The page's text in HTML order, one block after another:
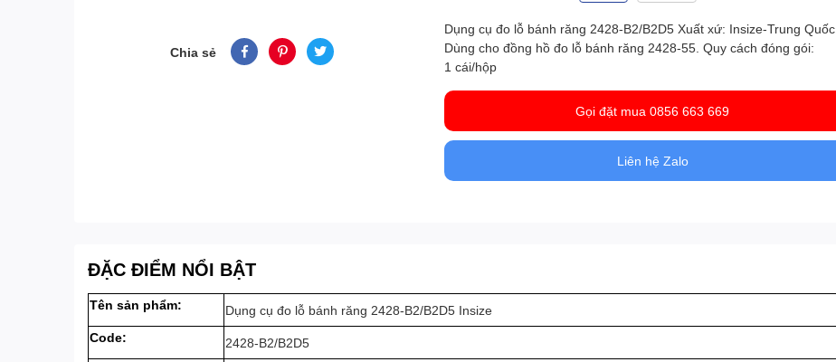
Chia sẻ
Dụng cụ đo lỗ bánh răng 2428-B2/B2D5 Xuất xứ: Insize-Trung Quốc.
Dùng cho đồng hồ đo lỗ bánh răng 2428-55. Quy cách đóng gói:
1 cái/hộp
Gọi đặt mua 0856 663 669
Liên hệ Zalo
ĐẶC ĐIỂM NỔI BẬT
Tên sản phẩm: Dụng cụ đo lỗ bánh răng 2428-B2/B2D5 Insize
Code: 2428-B2/B2D5